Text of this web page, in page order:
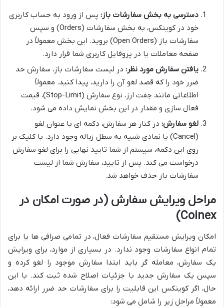
دسترسی به بخش سفارشات باز: پس از ورود به حساب کاربری
خود در کوینکس، به بخش سفارشات (Orders) و سپس
سفارشات باز (Open Orders) بروید. این بخش معمولاً در
صفحه معاملات یا در پروفایل کاربری شما قرار دارد.
یافتن سفارش مورد نظر: در لیست سفارشات باز، سفارش حد
ضرر خود را که قصد لغو آن را دارید، پیدا کنید. معمولاً
اطلاعاتی مانند جفت ارز، نوع سفارش (Stop-Limit)، قیمت
فعال سازی و مقدار در این بخش نمایش داده می شود.
لغو سفارش: در کنار هر سفارش، دکمه ای با عنوان لغو
(Cancel) یا نمادی شبیه به سطل زباله وجود دارد. با کلیک بر
روی این دکمه، سیستم از شما تایید نهایی را برای لغو سفارش
درخواست می کند. پس از تایید، سفارش شما از لیست
سفارشات باز حذف خواهد شد.
مراحل ویرایش سفارش (در صورت امکان در
Coinex)
امکان ویرایش مستقیم سفارشات فعال، در تمامی صرافی ها یا برای
تمام انواع سفارشات وجود ندارد. در بسیاری از موارد، برای ویرایش
یک سفارش، معامله گر باید ابتدا سفارش موجود را لغو کرده و
سپس یک سفارش جدید با جزئیات اصلاح شده ثبت کند. با این
حال، اگر کوینکس این قابلیت را برای سفارشات حد ضرر ارائه دهد،
معمولاً مراحل زیر را شامل می شود: